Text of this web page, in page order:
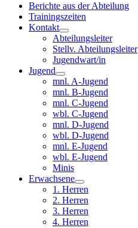
Berichte aus der Abteilung
Trainingszeiten
Kontakt
Abteilungsleiter
Stellv. Abteilungsleiter
Jugendwart/in
Jugend
mnl. A-Jugend
mnl. B-Jugend
mnl. C-Jugend
wbl. C-Jugend
mnl. D-Jugend
wbl. D-Jugend
mnl. E-Jugend
wbl. E-Jugend
Minis
Erwachsene
1. Herren
2. Herren
3. Herren
4. Herren